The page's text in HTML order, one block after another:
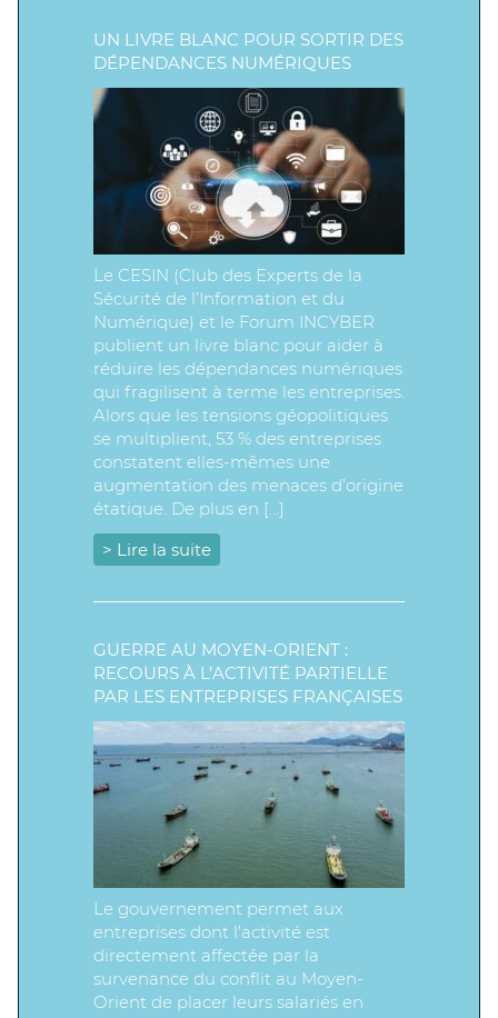
UN LIVRE BLANC POUR SORTIR DES
DÉPENDANCES NUMÉRIQUES
Le CESIN (Club des Experts de la
Sécurité de l’Information et du
Numérique) et le Forum INCYBER
publient un livre blanc pour aider à
réduire les dépendances numériques
qui fragilisent à terme les entreprises.
Alors que les tensions géopolitiques
se multiplient, 53 % des entreprises
constatent elles-mêmes une
augmentation des menaces d’origine
étatique. De plus en […]
> Lire la suite
GUERRE AU MOYEN-ORIENT :
RECOURS À L’ACTIVITÉ PARTIELLE
PAR LES ENTREPRISES FRANÇAISES
Le gouvernement permet aux
entreprises dont l’activité est
directement affectée par la
survenance du conflit au Moyen-
Orient de placer leurs salariés en